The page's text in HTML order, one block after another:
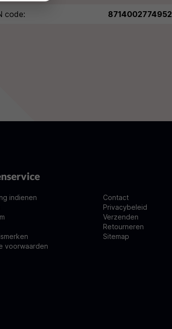
code:
8714002774952
indienen
voorwaarden
Contact
Privacybeleid
Verzenden
Retourneren
Sitemap